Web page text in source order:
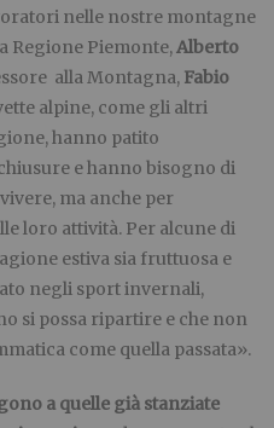
nelle nostre montagne
Regione Piemonte,Alberto
alla Montagna, Fabio
alpine, come gli altri
hanno patito
e hanno bisogno di
ma anche per
loro attività. Per alcune di
estiva sia fruttuosa e
negli sport invernali,
si possa ripartire e che non
come quella passata».
a quelle già stanziate